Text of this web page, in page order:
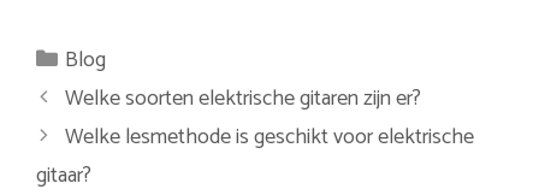
Categorieën
Blog
Berichtnavigatie
Welke soorten elektrische gitaren zijn er?
Welke lesmethode is geschikt voor elektrische
gitaar?